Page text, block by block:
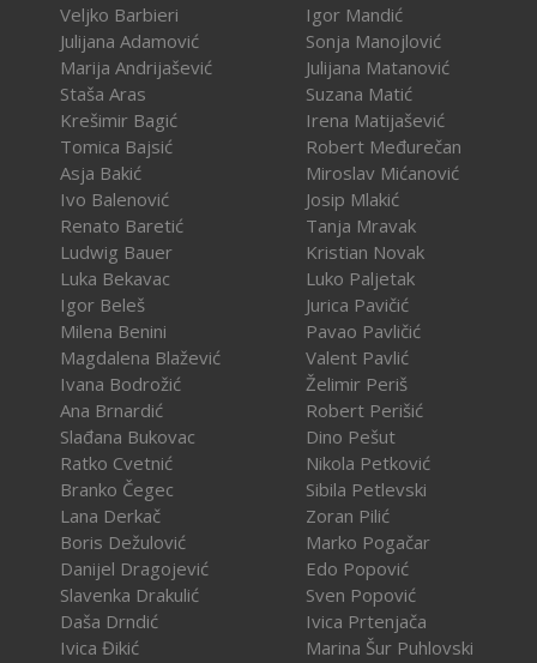
Veljko Barbieri
Julijana Adamović
Marija Andrijašević
Staša Aras
Krešimir Bagić
Tomica Bajsić
Asja Bakić
Ivo Balenović
Renato Baretić
Ludwig Bauer
Luka Bekavac
Igor Beleš
Milena Benini
Magdalena Blažević
Ivana Bodrožić
Ana Brnardić
Slađana Bukovac
Ratko Cvetnić
Branko Čegec
Lana Derkač
Boris Dežulović
Danijel Dragojević
Slavenka Drakulić
Daša Drndić
Ivica Đikić
Igor Mandić
Sonja Manojlović
Julijana Matanović
Suzana Matić
Irena Matijašević
Robert Međurečan
Miroslav Mićanović
Josip Mlakić
Tanja Mravak
Kristian Novak
Luko Paljetak
Jurica Pavičić
Pavao Pavličić
Valent Pavlić
Želimir Periš
Robert Perišić
Dino Pešut
Nikola Petković
Sibila Petlevski
Zoran Pilić
Marko Pogačar
Edo Popović
Sven Popović
Ivica Prtenjača
Marina Šur Puhlovski